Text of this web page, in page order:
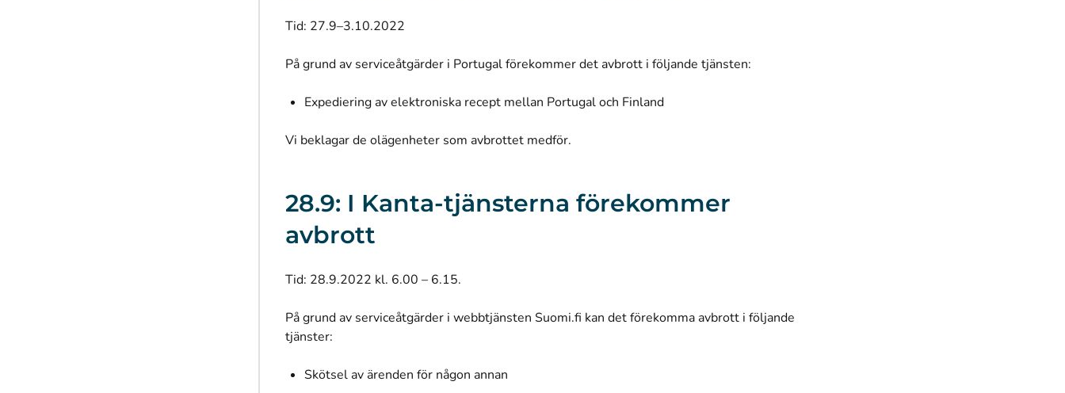
Tid: 27.9–3.10.2022
På grund av serviceåtgärder i Portugal förekommer det avbrott i följande tjänsten:
Expediering av elektroniska recept mellan Portugal och Finland
Vi beklagar de olägenheter som avbrottet medför.
28.9: I Kanta-tjänsterna förekommer
avbrott
Tid: 28.9.2022 kl. 6.00 – 6.15.
På grund av serviceåtgärder i webbtjänsten Suomi.fi kan det förekomma avbrott i följande
tjänster:
Skötsel av ärenden för någon annan